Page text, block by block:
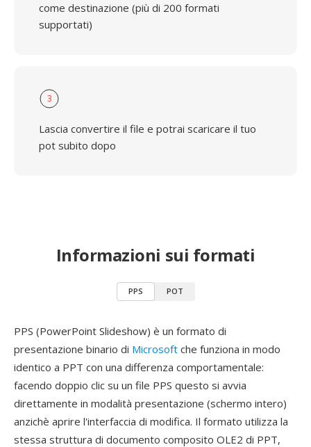
come destinazione (più di 200 formati
supportati)
3
Lascia convertire il file e potrai scaricare il tuo
pot subito dopo
Informazioni sui formati
PPS POT
PPS (PowerPoint Slideshow) è un formato di
presentazione binario di Microsoft che funziona in modo
identico a PPT con una differenza comportamentale:
facendo doppio clic su un file PPS questo si avvia
direttamente in modalità presentazione (schermo intero)
anzichè aprire l'interfaccia di modifica. Il formato utilizza la
stessa struttura di documento composito OLE2 di PPT,